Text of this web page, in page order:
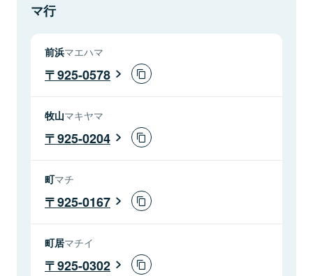
マ行
前浜マエハマ
925-0578
牧山マキヤマ
925-0204
町マチ
925-0167
町居マチイ
925-0302